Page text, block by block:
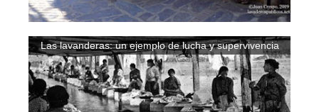
Las lavanderas: un ejemplo de lucha y supervivencia